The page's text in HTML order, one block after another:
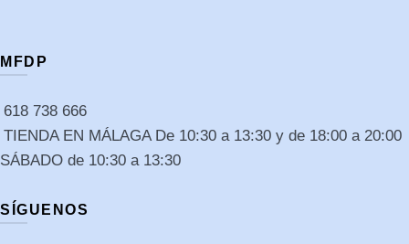
MFDP
618 738 666
TIENDA EN MÁLAGA De 10:30 a 13:30 y de 18:00 a 20:00
SÁBADO de 10:30 a 13:30
SÍGUENOS